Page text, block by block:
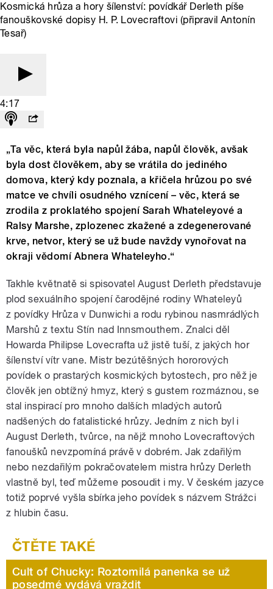
Kosmická hrůza a hory šílenství: povídkář Derleth píše
fanouškovské dopisy H. P. Lovecraftovi (připravil Antonín
Tesař)
4:17
„Ta věc, která byla napůl žába, napůl člověk, avšak
byla dost člověkem, aby se vrátila do jediného
domova, který kdy poznala, a křičela hrůzou po své
matce ve chvíli osudného vznícení – věc, která se
zrodila z proklatého spojení Sarah Whateleyové a
Ralsy Marshe, zplozenec zkažené a zdegenerované
krve, netvor, který se už bude navždy vynořovat na
okraji vědomí Abnera Whateleyho.“
Takhle květnatě si spisovatel August Derleth představuje
plod sexuálního spojení čarodějné rodiny Whateleyů
z povídky Hrůza v Dunwichi a rodu rybinou nasmrádlých
Marshů z textu Stín nad Innsmouthem. Znalci děl
Howarda Philipse Lovecrafta už jistě tuší, z jakých hor
šílenství vítr vane. Mistr bezútěšných hororových
povídek o prastarých kosmických bytostech, pro něž je
člověk jen obtížný hmyz, který s gustem rozmáznou, se
stal inspirací pro mnoho dalších mladých autorů
nadšených do fatalistické hrůzy. Jedním z nich byl i
August Derleth, tvůrce, na nějž mnoho Lovecraftových
fanoušků nevzpomíná právě v dobrém. Jak zdařilým
nebo nezdařilým pokračovatelem mistra hrůzy Derleth
vlastně byl, teď můžeme posoudit i my. V českém jazyce
totiž poprvé vyšla sbírka jeho povídek s názvem Strážci
z hlubin času.
Cult of Chucky: Roztomilá panenka se už
posedmé vydává vraždit